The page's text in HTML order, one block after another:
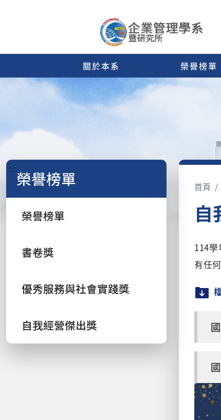
關於本系 榮譽榜單
::: 榮譽榜單
榮譽榜單
書卷獎
優秀服務與社會實踐獎
自我經營傑出獎
首頁
自
114
有任